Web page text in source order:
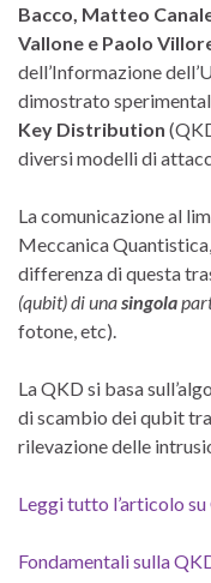
Bacco, Matteo
Vallone e Paolo
dell’Informazione
dimostrato
Key Distribution
diversi modelli di
La comunicazione al
Meccanica
differenza di questa
(qubit) di unasingola
fotone, etc).
La QKD si basa
di scambio dei qubit
rilevazione delle
Leggi tutto l’articolo
Fondamentali sulla